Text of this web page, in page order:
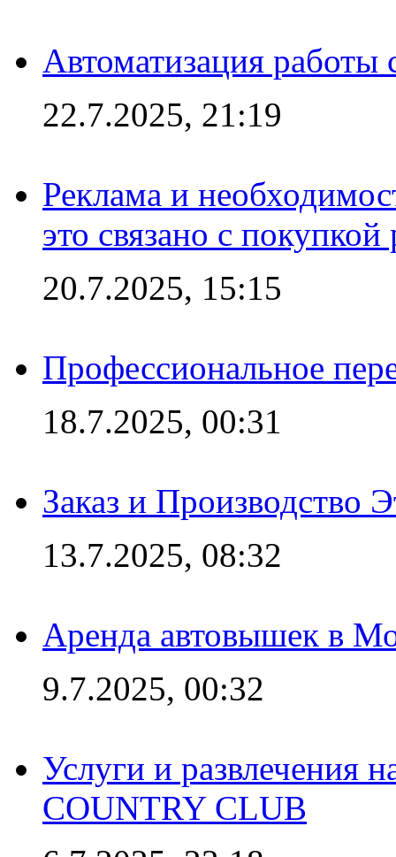
Автоматизация работы
22.7.2025, 21:19
Реклама и
это связано с покупкой
20.7.2025, 15:15
Профессиональное
18.7.2025, 00:31
Заказ и Производство
13.7.2025, 08:32
Аренда автовышек в
9.7.2025, 00:32
Услуги и развлечения
COUNTRY CLUB